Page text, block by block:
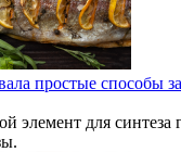
простые способы
элемент для синтеза